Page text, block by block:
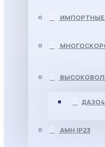
ИМПОРТНЫЕ
ДАЗО4
АМН IP23